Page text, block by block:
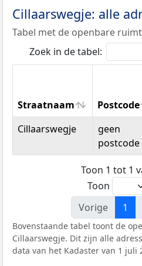
Cillaarswegje: alle
Tabel met de openbare
Zoek in de tabel:
Straatnaam Postcode
Straatnaam
Postcode
Cillaarswegje
geen
postcode
Toon 1 tot 1
Toon
Vorige
1
Bovenstaande tabel toont de
Cillaarswegje. Dit zijn alle
data van het Kadaster van 1 juli